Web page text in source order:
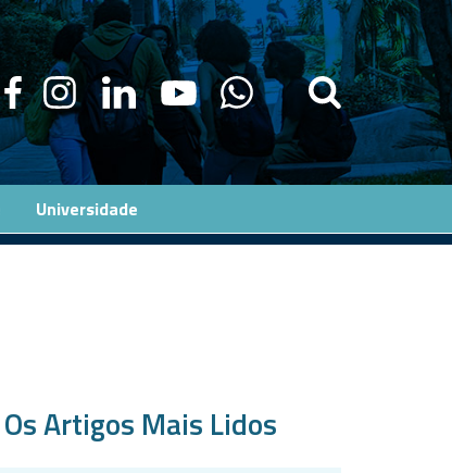
Universidade
Os Artigos Mais Lidos